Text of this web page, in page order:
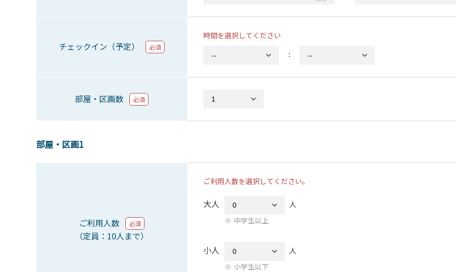
チェックイン（予定） 必須
時間を選択してください
：
部屋・区画数 必須
部屋・区画1
ご利用人数 必須
（定員：10人まで）
ご利用人数を選択してください。
大人
人
中学生以上
小人
人
小学生以下